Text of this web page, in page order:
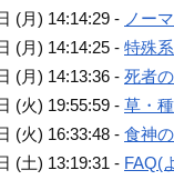
(月) 14:14:29 - ノー
(月) 14:14:25 -特殊系
(月) 14:13:36 -死者
(火) 19:55:59 -草・種
(火) 16:33:48 -食神
(土) 13:19:31 - FAQ(